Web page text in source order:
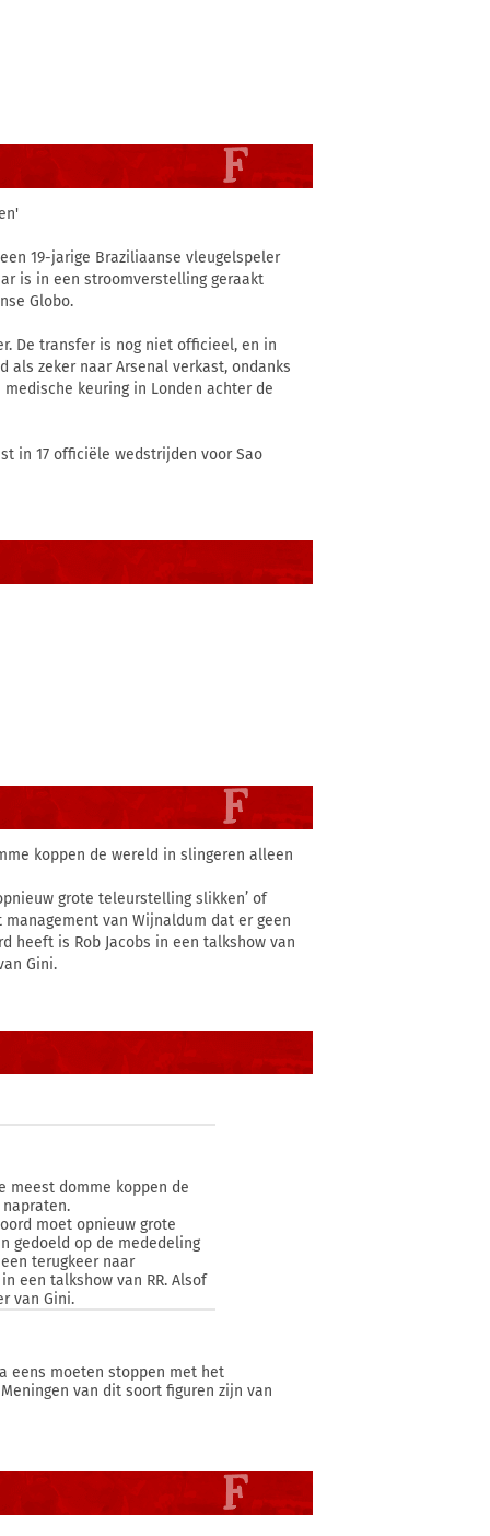
19-jarige Braziliaanse vleugelspeler
is in een stroomverstelling geraakt
Globo.
De transfer is nog niet officieel, en in
zeker naar Arsenal verkast, ondanks
keuring in Londen achter de
in 17 officiële wedstrijden voor Sao
koppen de wereld in slingeren alleen
grote teleurstelling slikken’ of
van Wijnaldum dat er geen
heeft is Rob Jacobs in een talkshow van
Gini.
meest domme koppen de
napraten.
moet opnieuw grote
gedoeld op de mededeling
terugkeer naar
een talkshow van RR. Alsof
van Gini.
eens moeten stoppen met het
van dit soort figuren zijn van